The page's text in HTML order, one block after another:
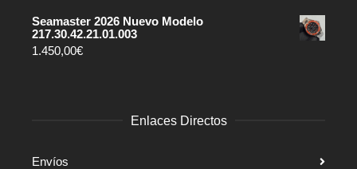
Seamaster 2026 Nuevo Modelo
217.30.42.21.01.003
1.450,00€
Enlaces Directos
Envíos